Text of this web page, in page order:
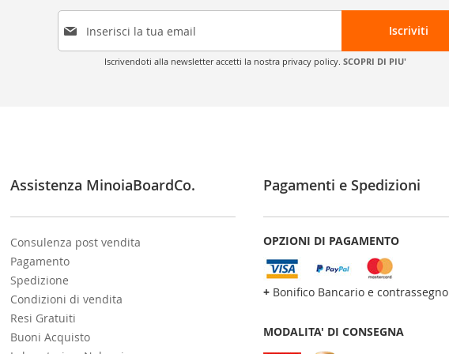
I
c
l
n
o
s
t
r
a
N
e
w
Iscriviti
Iscrivendoti alla newsletter accetti la nostra privacy policy. SCOPRI DI PIU'
Assistenza MinoiaBoardCo.
Consulenza post vendita
Pagamento
Spedizione
Condizioni di vendita
Resi Gratuiti
Buoni Acquisto
Pagamenti e Spedizioni
OPZIONI DI PAGAMENTO
+ Bonifico Bancario e contrassegno
MODALITA' DI CONSEGNA